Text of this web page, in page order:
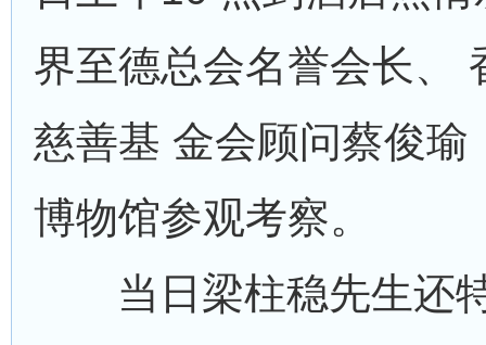
界至德总会名誉会长、
慈善基 金会顾问蔡俊瑜
博物馆参观考察。
当日梁柱稳先生还